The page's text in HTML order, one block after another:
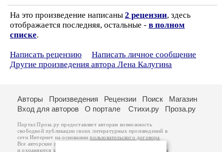
На это произведение написаны 2 рецензии, здесь
отображается последняя, остальные - в полном
списке.
Написать рецензию
Написать личное сообщение
Другие произведения автора Лена Калугина
Авторы Произведения Рецензии Поиск
Магазин
Вход для авторов
О портале Стихи.ру Проза.ру
Портал Проза.ру предоставляет авторам возможность
свободной публикации своих литературных произведений в
сети Интернет на основаниипользовательского договора
Все авторские права на произведения принадлежат авторам
и охраняются законом . Перепечатка произведений возможна